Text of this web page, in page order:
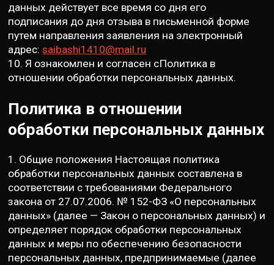
данных действует все время со дня его
подписания до дня отзыва в письменной форме
путем направления заявления на электронный
адрес:saibashi1410@mail.ru
10. Я ознакомлен и согласен сПолитика в
отношении обработки персональных данных.
Политика в отношении
обработки персональных данных
1. Общие положения Настоящая политика
обработки персональных данных составлена в
соответствии с требованиями Федерального
закона от 27.07.2006. № 152-ФЗ «О персональных
данных» (далее — Закон о персональных данных) и
определяет порядок обработки персональных
данных и меры по обеспечению безопасности
персональных данных, предпринимаемые (далее